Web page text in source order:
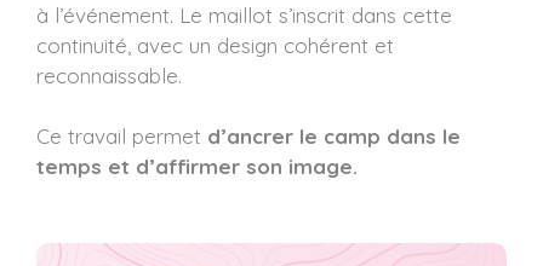
à l’événement. Le maillot s’inscrit dans cette
continuité, avec un design cohérent et
reconnaissable.
Ce travail permet d’ancrer le camp dans le
temps et d’affirmer son image.